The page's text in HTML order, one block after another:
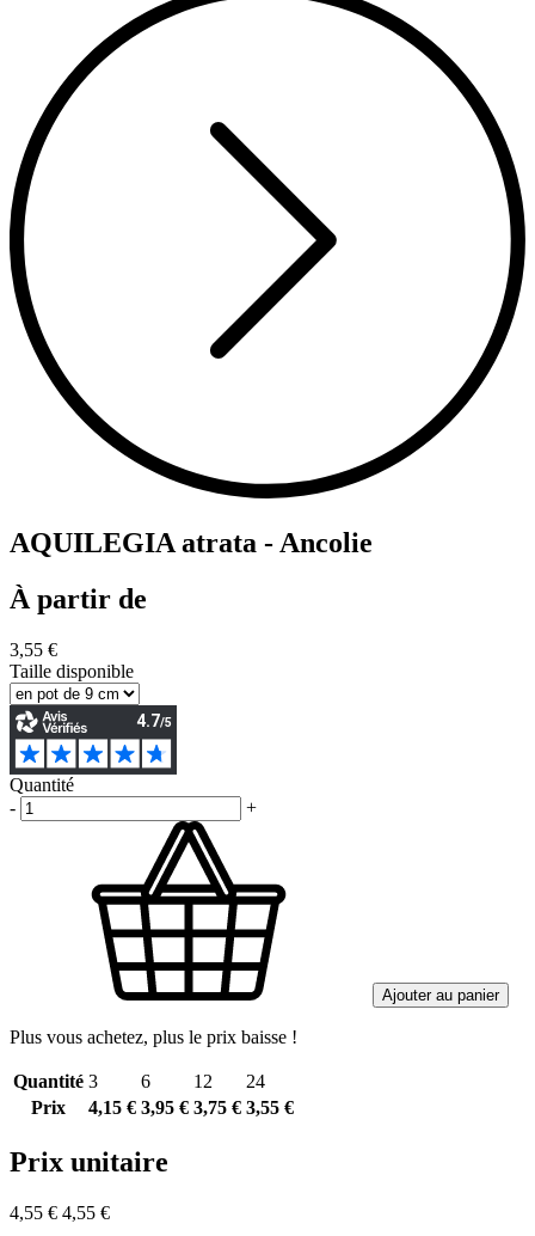
AQUILEGIA atrata - Ancolie
À partir de
3,55 €
Taille disponible
Quantité
-
+
Ajouter au panier
Plus vous achetez, plus le prix baisse !
Quantité 3 6 12
24
Prix
4,15 € 3,95 € 3,75 € 3,55 €
Prix unitaire
4,55 € 4,55 €